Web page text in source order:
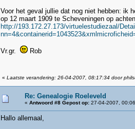
Voor het geval jullie dat nog niet hebben: ik
op 12 maart 1909 te Scheveningen op
http://193.172.27.173/virtuelestudiezaal/
Vr.gr. Rob
« Laatste verandering: 26-04-2007, 08:17:34 door
Re: Genealogie Roeleveld
« Antwoord #8 Gepost op:27-04-2007,
Hallo allemaal,